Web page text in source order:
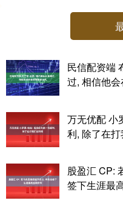
民信配资端
过, 相信他
万无优配 小
利, 除了在
股盈汇 CP:
签下生涯最